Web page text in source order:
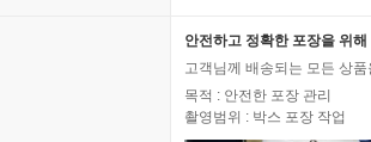
안전하고 정확한 포장을 위
고객님께 배송되는 모든 상
목적 : 안전한 포장 관리
촬영범위 : 박스 포장 작업